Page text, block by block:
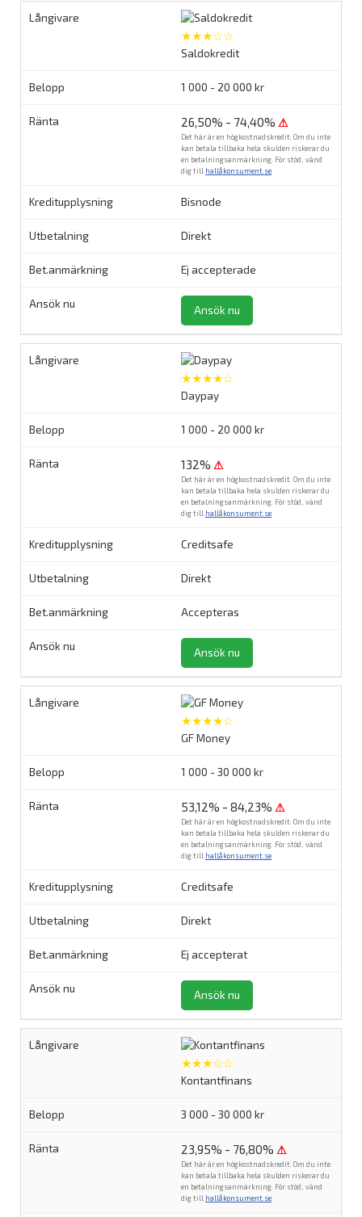
★★★☆☆
Saldokredit
1 000 - 20 000 kr
26,50% - 74,40% ⚠
Det här är en högkostnadskredit. Om du inte
kan betala tillbaka hela skulden riskerar du
en betalningsanmärkning. För stöd, vänd
dig till hallåkonsument.se.
Bisnode
Direkt
Ej accepterade
Ansök nu
★★★★☆
Daypay
1 000 - 20 000 kr
132% ⚠
Det här är en högkostnadskredit. Om du inte
kan betala tillbaka hela skulden riskerar du
en betalningsanmärkning. För stöd, vänd
dig till hallåkonsument.se.
Creditsafe
Direkt
Accepteras
Ansök nu
★★★★☆
GF Money
1 000 - 30 000 kr
53,12% - 84,23% ⚠
Det här är en högkostnadskredit. Om du inte
kan betala tillbaka hela skulden riskerar du
en betalningsanmärkning. För stöd, vänd
dig till hallåkonsument.se.
Creditsafe
Direkt
Ej accepterat
Ansök nu
★★★☆☆
Kontantfinans
3 000 - 30 000 kr
23,95% - 76,80% ⚠
Det här är en högkostnadskredit. Om du inte
kan betala tillbaka hela skulden riskerar du
en betalningsanmärkning. För stöd, vänd
dig till hallåkonsument.se.